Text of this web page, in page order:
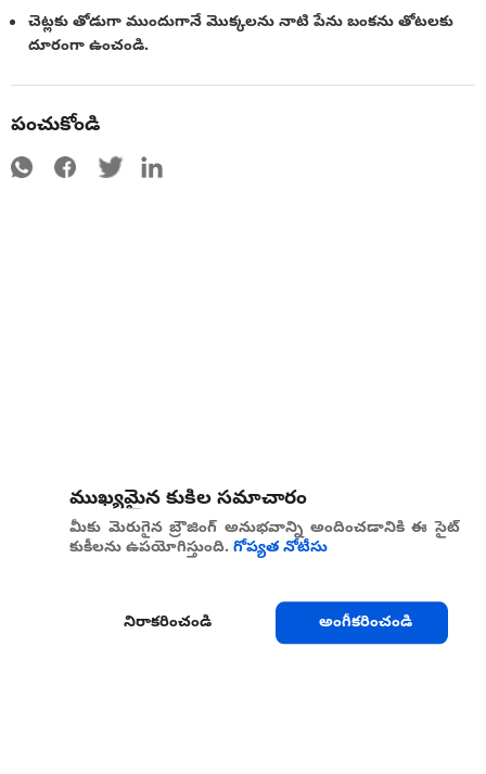
చెట్లకు తోడుగా ముందుగానే మొక్కలను నాటి పేను బంకను తోటలకు
దూరంగా ఉంచండి.
పంచుకోండి
ముఖ్యమైన కుకీల సమాచారం
మీకు మెరుగైన బ్రౌజింగ్ అనుభవాన్ని అందించడానికి ఈ సైట్
కుకీలను ఉపయోగిస్తుంది. గోప్యత నోటీసు
నిరాకరించండి అంగీకరించండి